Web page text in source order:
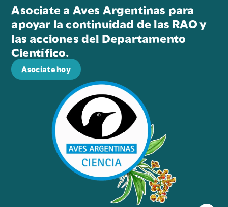
Asociate a Aves Argentinas para
apoyar la continuidad de las RAO y
las acciones del Departamento
Científico.
Asociate hoy